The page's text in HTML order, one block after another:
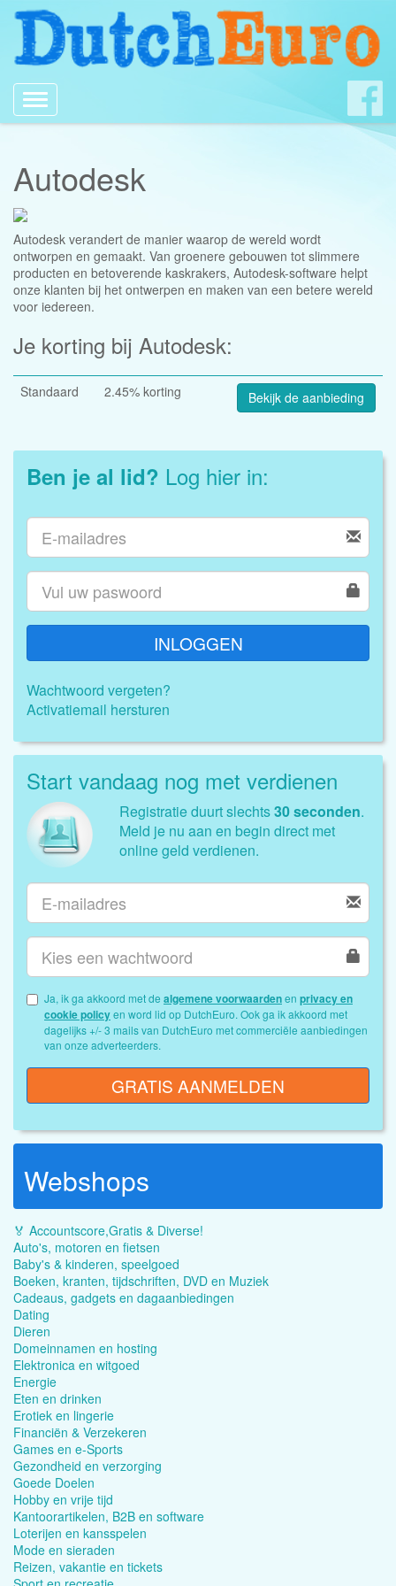
Toggle
navigation
Autodesk
Autodesk verandert de manier waarop de wereld wordt
ontworpen en gemaakt. Van groenere gebouwen tot slimmere
producten en betoverende kaskrakers, Autodesk-software helpt
onze klanten bij het ontwerpen en maken van een betere wereld
voor iedereen.
Je korting bij Autodesk:
Standaard 2.45% korting Bekijk de aanbieding
Ben je al lid? Log hier in:
INLOGGEN
Wachtwoord vergeten?
Activatiemail hersturen
Start vandaag nog met verdienen
Registratie duurt slechts30 seconden.
Meld je nu aan en begin direct met
online geld verdienen.
Ja, ik ga akkoord met de algemene voorwaardenen privacy en
cookie policy
dagelijks +/- 3 mails van DutchEuro met commerciële aanbiedingen
van onze adverteerders.
GRATIS AANMELDEN
Webshops
🏅 Accountscore,Gratis & Diverse!
Auto's, motoren en fietsen
Baby's & kinderen, speelgoed
Boeken, kranten, tijdschriften, DVD en Muziek
Cadeaus, gadgets en dagaanbiedingen
Dating
Dieren
Domeinnamen en hosting
Elektronica en witgoed
Energie
Eten en drinken
Erotiek en lingerie
Financiën & Verzekeren
Games en e-Sports
Gezondheid en verzorging
Goede Doelen
Hobby en vrije tijd
Kantoorartikelen, B2B en software
Loterijen en kansspelen
Mode en sieraden
Reizen, vakantie en tickets